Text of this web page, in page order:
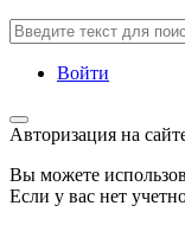
Войти
Авторизация на
Вы можете
Если у вас нет